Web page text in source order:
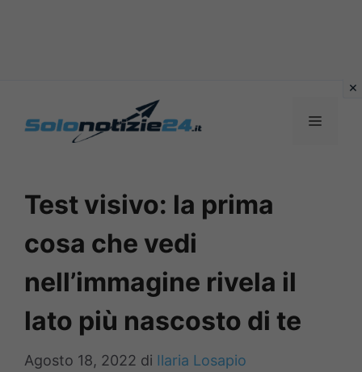
MENU
Test visivo: la prima
cosa che vedi
nell’immagine rivela il
lato più nascosto di te
Agosto 18, 2022 di Ilaria Losapio